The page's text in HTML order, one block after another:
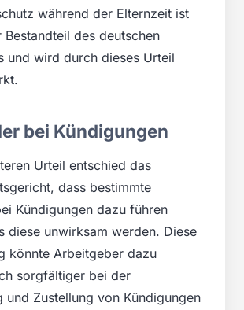
während der Elternzeit ist
des deutschen
und wird durch dieses Urteil
bei Kündigungen
Urteil entschied das
dass bestimmte
Kündigungen dazu führen
diese unwirksam werden. Diese
könnte Arbeitgeber dazu
sorgfältiger bei der
und Zustellung von Kündigungen